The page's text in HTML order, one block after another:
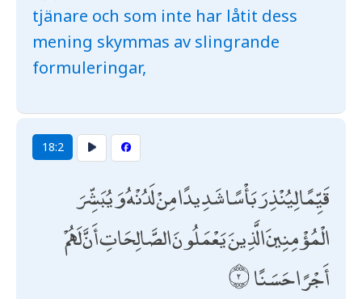
tjänare och som inte har låtit dess
mening skymmas av slingrande
formuleringar,
18:2
قَيِّمًا لِيُنْذِرَ بَأْسًا شَدِيدًا مِنْ لَدُنْهُ وَيُبَشِّرَ
الْمُؤْمِنِينَ الَّذِينَ يَعْمَلُونَ الصَّالِحَاتِ أَنَّ لَهُمْ
أَجْرًا حَسَنًا